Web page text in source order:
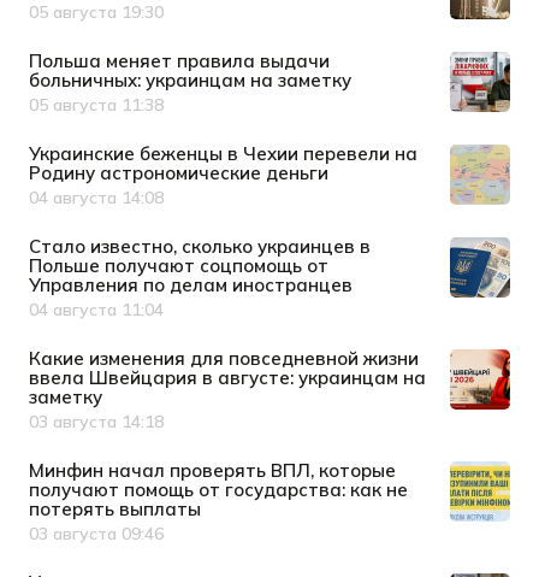
Дата публикации
05 августа 19:30
Польша меняет правила выдачи
больничных: украинцам на заметку
Дата публикации
05 августа 11:38
Украинские беженцы в Чехии перевели на
Родину астрономические деньги
Дата публикации
04 августа 14:08
Стало известно, сколько украинцев в
Польше получают соцпомощь от
Управления по делам иностранцев
Дата публикации
04 августа 11:04
Какие изменения для повседневной жизни
ввела Швейцария в августе: украинцам на
заметку
Дата публикации
03 августа 14:18
Минфин начал проверять ВПЛ, которые
получают помощь от государства: как не
потерять выплаты
Дата публикации
03 августа 09:46